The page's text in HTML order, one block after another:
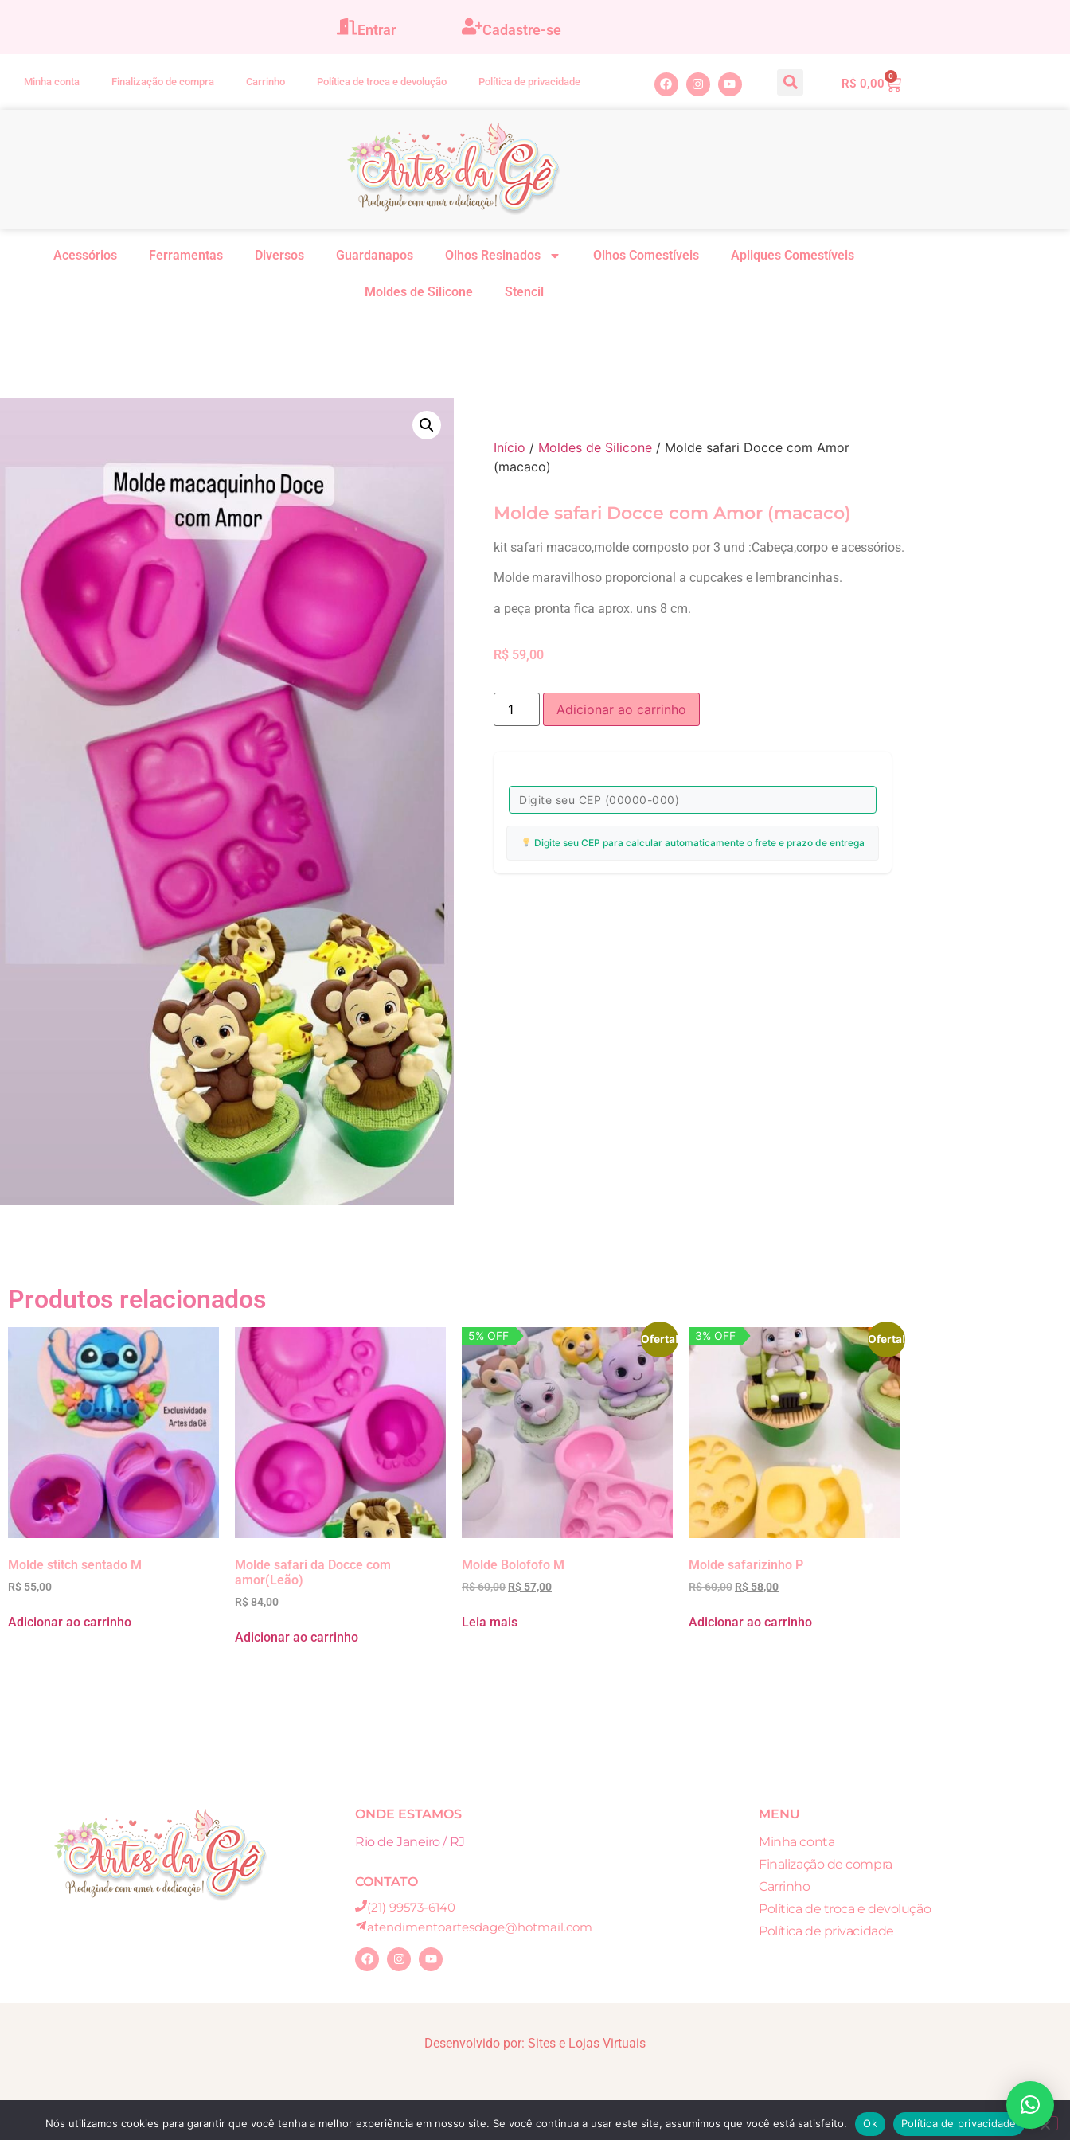
Entrar Cadastre-se
Minha conta Finalização de compra Carrinho Política de troca e devolução Política de privacidade R$ 0,00
0
Acessórios Ferramentas Diversos Guardanapos Olhos Resinados Olhos Comestíveis Apliques Comestíveis
Moldes de Silicone Stencil
Início / Moldes de Silicone / Molde safari Docce com Amor
(macaco)
Molde safari Docce com Amor (macaco)
kit safari macaco,molde composto por 3 und :Cabeça,corpo e acessórios.
Molde maravilhoso proporcional a cupcakes e lembrancinhas.
a peça pronta fica aprox. uns 8 cm.
R$ 59,00
Adicionar ao carrinho
Digite seu CEP para calcular automaticamente o frete e prazo de entrega
Produtos relacionados
Molde stitch sentado M
R$ 55,00
Adicionar ao carrinho
Molde safari da Docce com
amor(Leão)
R$84,00
Adicionar ao carrinho
Oferta!
5% OFF
Molde Bolofofo M
R$60,00 R$57,00
Leia mais
Oferta!
3% OFF
Molde safarizinho P
R$60,00 R$58,00
Adicionar ao carrinho
ONDE ESTAMOS
Rio de Janeiro / RJ
CONTATO
(21) 99573-6140
atendimentoartesdage@hotmail.com
MENU
Minha conta
Finalização de compra
Carrinho
Política de troca e devolução
Política de privacidade
Desenvolvido por: Sites e Lojas Virtuais
Nós utilizamos cookies para garantir que você tenha a melhor experiência em nosso site. Se você continua a usar este site, assumimos que você está satisfeito. Ok Política de privacidade